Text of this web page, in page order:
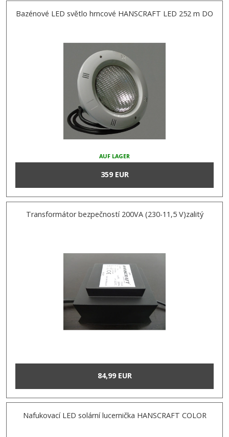
Bazénové LED světlo hrncové HANSCRAFT LED 252 m DO
AUF LAGER
359 EUR
Transformátor bezpečností 200VA (230-11,5 V)zalitý
84,99 EUR
Nafukovací LED solární lucernička HANSCRAFT COLOR